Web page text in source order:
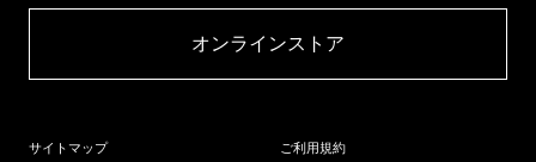
オンラインストア​
サイトマップ ご利用規約